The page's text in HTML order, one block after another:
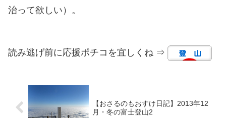
治って欲しい）。
読み逃げ前に応援ポチコを宜しくね ⇒
【おさるのもおすけ日記】2013年12
月・冬の富士登山2